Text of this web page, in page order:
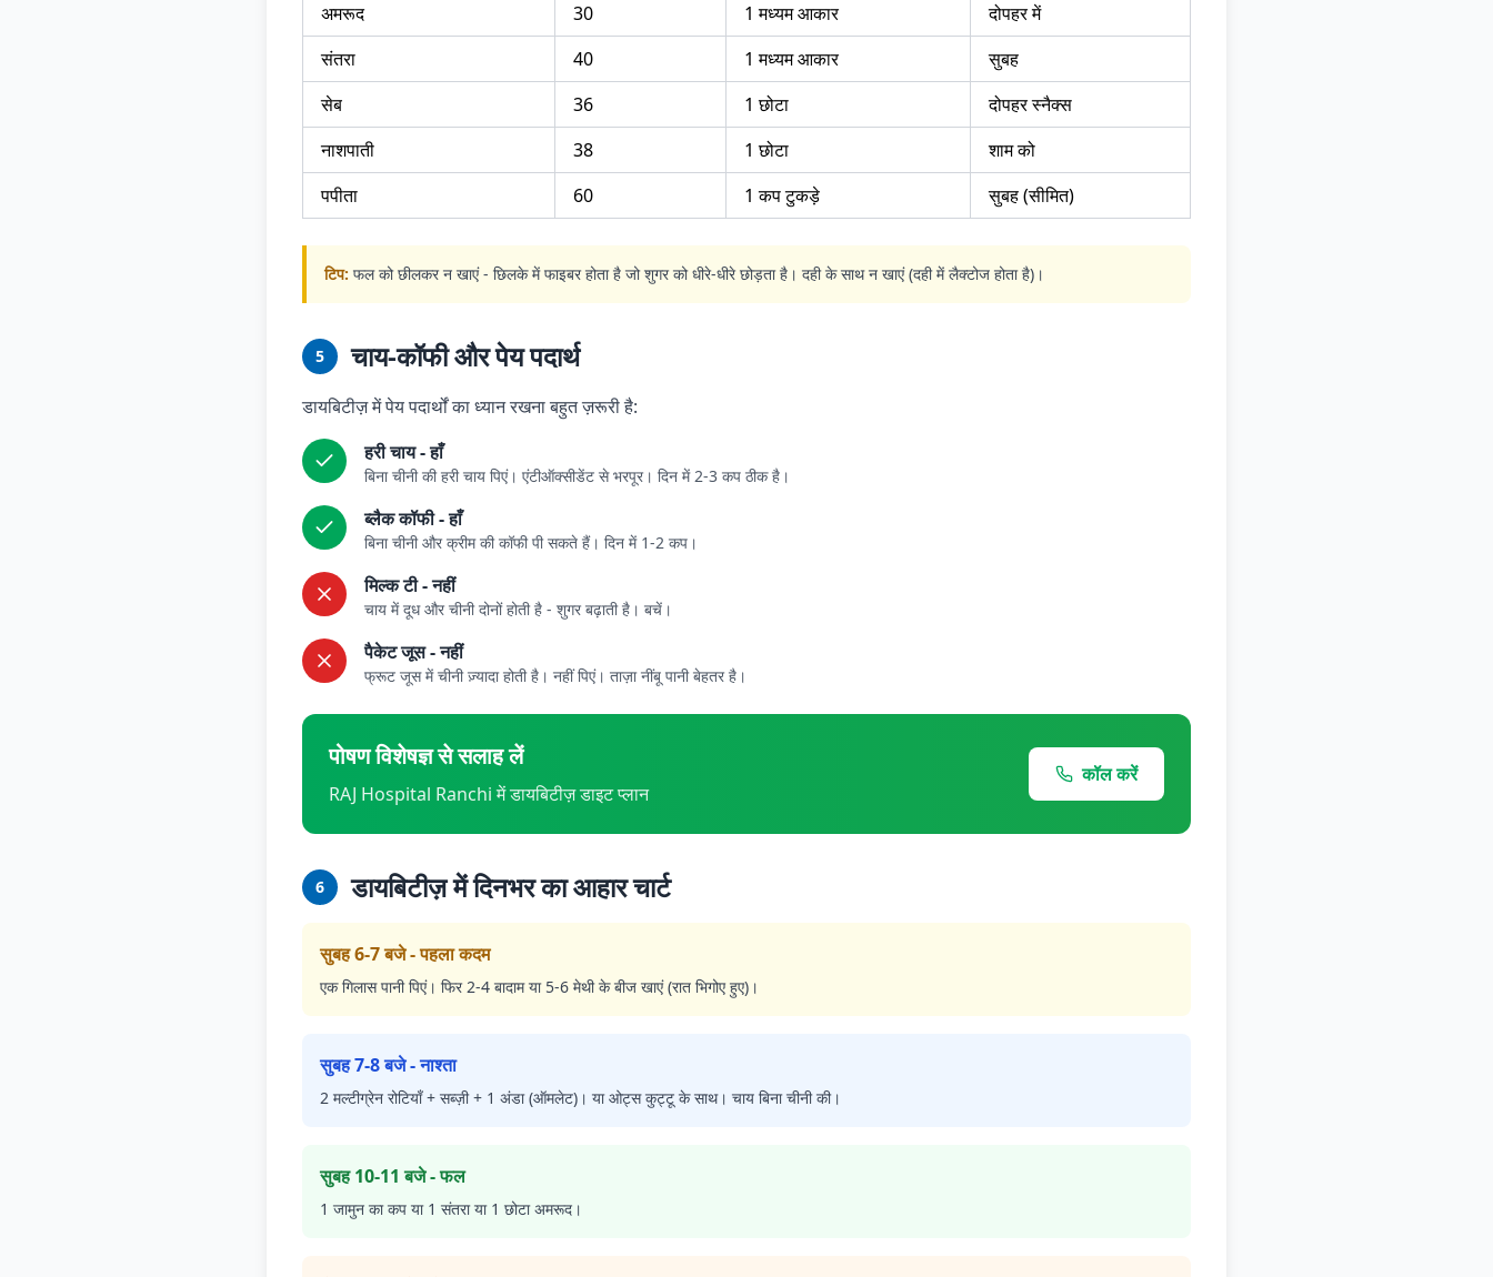
अमरूद
30 1 मध्यम आकार
दोपहर में
संतरा
40 1 मध्यम आकार
सुबह
सेब
36 1 छोटा
दोपहर स्नैक्स
नाशपाती
38 1 छोटा
शाम को
पपीता
60 1 कप टुकड़े सुबह (सीमित)
टिप: फल को छीलकर न खाएं - छिलके में फाइबर होता है जो शुगर को धीरे-धीरे छोड़ता है। दही के साथ न खाएं (दही में लैक्टोज होता है)।
5 चाय-कॉफी और पेय पदार्थ
डायबिटीज़ में पेय पदार्थों का ध्यान रखना बहुत ज़रूरी है:
हरी चाय - हाँ
बिना चीनी की हरी चाय पिएं। एंटीऑक्सीडेंट से भरपूर। दिन में 2-3 कप ठीक है।
ब्लैक कॉफी - हाँ
बिना चीनी और क्रीम की कॉफी पी सकते हैं। दिन में 1-2 कप।
मिल्क टी - नहीं
चाय में दूध और चीनी दोनों होती है - शुगर बढ़ाती है। बचें।
पैकेट जूस - नहीं
फ्रूट जूस में चीनी ज़्यादा होती है। नहीं पिएं। ताज़ा नींबू पानी बेहतर है।
पोषण विशेषज्ञ से सलाह लें
RAJ Hospital Ranchi में डायबिटीज़ डाइट प्लान
कॉल करें
6 डायबिटीज़ में दिनभर का आहार चार्ट
सुबह 6-7 बजे - पहला कदम
एक गिलास पानी पिएं। फिर 2-4 बादाम या 5-6 मेथी के बीज खाएं (रात भिगोए हुए)।
सुबह 7-8 बजे - नाश्ता
2 मल्टीग्रेन रोटियाँ + सब्ज़ी + 1 अंडा (ऑमलेट)। या ओट्स कुट्टू के साथ। चाय बिना चीनी की।
सुबह 10-11 बजे - फल
1 जामुन का कप या 1 संतरा या 1 छोटा अमरूद।